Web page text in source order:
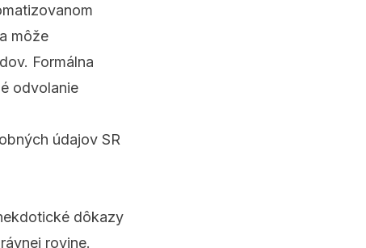
môže
Formálna
odvolanie
údajov SR
dôkazy
rovine.